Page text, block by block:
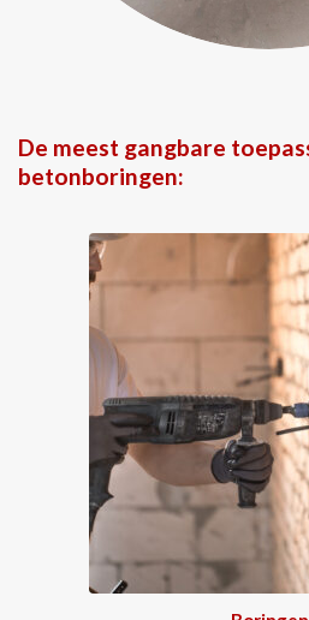
De meest gangbare
betonboringen: